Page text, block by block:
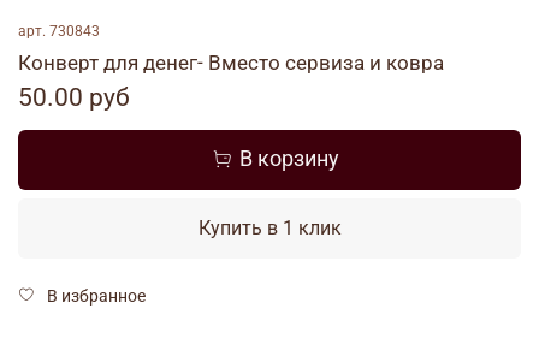
арт. 730843
Конверт для денег- Вместо сервиза и ковра
50.00 руб
В корзину
Купить в 1 клик
В избранное